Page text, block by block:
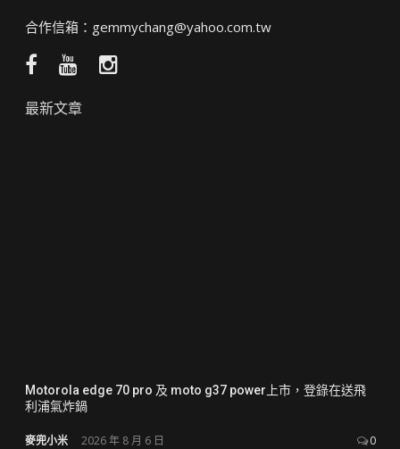
合作信箱： gemmychang@yahoo.com.tw
Facebook
團
YouTube
頻
Instagram
最新文章
Motorola edge 70 pro 及 moto g37 power上市，登錄在送飛
利浦氣炸鍋
麥兜小米 2026 年 8 月 6 日 0